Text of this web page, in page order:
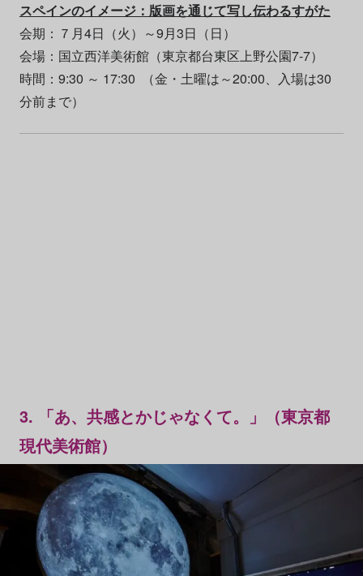
スペインのイメージ：版画を通じて写し伝わるすがた
会期：７月4日（火）～9月3日（日）
会場：国立西洋美術館（東京都台東区上野公園7-7）
時間：9:30 ～ 17:30 （金・土曜は～20:00、入場は30
分前まで）
3. 「あ、共感とかじゃなくて。」（東京都
現代美術館）